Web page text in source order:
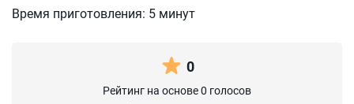
Время приготовления: 5 минут
0
Рейтинг на основе 0 голосов